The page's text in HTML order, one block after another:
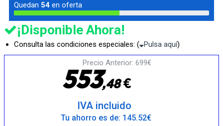
Quedan 54 en oferta
¡Disponible Ahora!
Consulta las condiciones especiales: ( Pulsa aquí)
Precio Anterior: 699€
553,48€
IVA incluido
Tu ahorro es de: 145.52€